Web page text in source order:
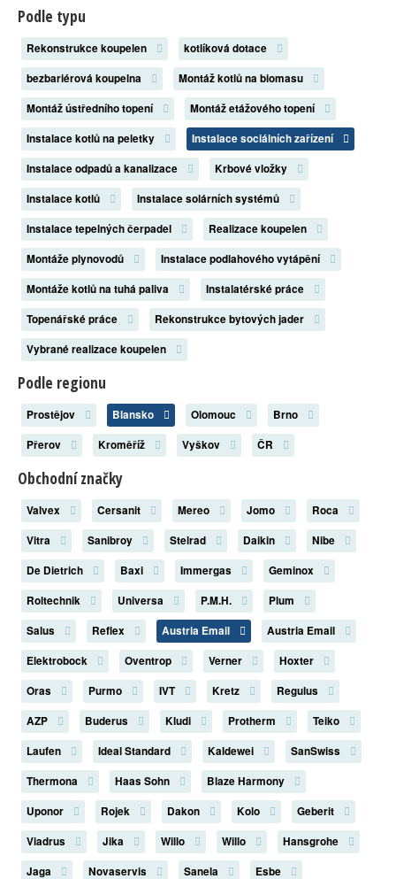
Podle typu
Rekonstrukce koupelen
kotlíková dotace
bezbariérová koupelna
Montáž kotlů na biomasu
Montáž ústředního topení
Montáž etážového topení
Instalace kotlů na peletky
Instalace sociálních zařízení
Instalace odpadů a kanalizace
Krbové vložky
Instalace kotlů
Instalace solárních systémů
Instalace tepelných čerpadel
Realizace koupelen
Montáže plynovodů
Instalace podlahového vytápění
Montáže kotlů na tuhá paliva
Instalatérské práce
Topenářské práce
Rekonstrukce bytových jader
Vybrané realizace koupelen
Podle regionu
Prostějov Blansko Olomouc
Brno
Přerov
Kroměříž Vyškov ČR
Obchodní značky
Valvex Cersanit Mereo Jomo
Roca
Vitra
Sanibroy Stelrad Daikin
Nibe
De Dietrich
Baxi Immergas
Geminox
Roltechnik
Universa P.M.H.
Plum
Salus
Reflex Austria Email
Austria Email
Elektrobock
Oventrop Verner
Hoxter
Oras
Purmo IVT Kretz
Regulus
AZP
Buderus Kludi Protherm
Teiko
Laufen
Ideal Standard Kaldewei
SanSwiss
Thermona
Haas Sohn
Blaze Harmony
Uponor
Rojek Dakon Kolo
Geberit
Viadrus
Jika Willo Willo
Hansgrohe
Jaga
Novaservis Sanela Esbe